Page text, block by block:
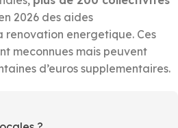
2026 des aides
renovation energetique. Ces
meconnues mais peuvent
d’euros supplementaires.